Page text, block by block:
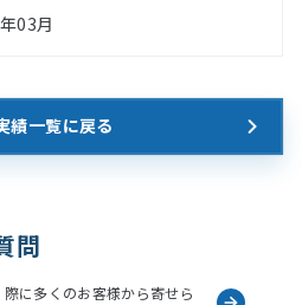
03月
績一覧に戻る
問
に多くのお客様から寄せら